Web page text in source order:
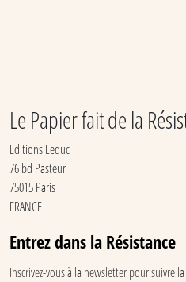
Le Papier fait de la
Editions Leduc
76 bd Pasteur
75015 Paris
FRANCE
Entrez dans la Résistance
Inscrivez-vous à la newsletter pour suivre